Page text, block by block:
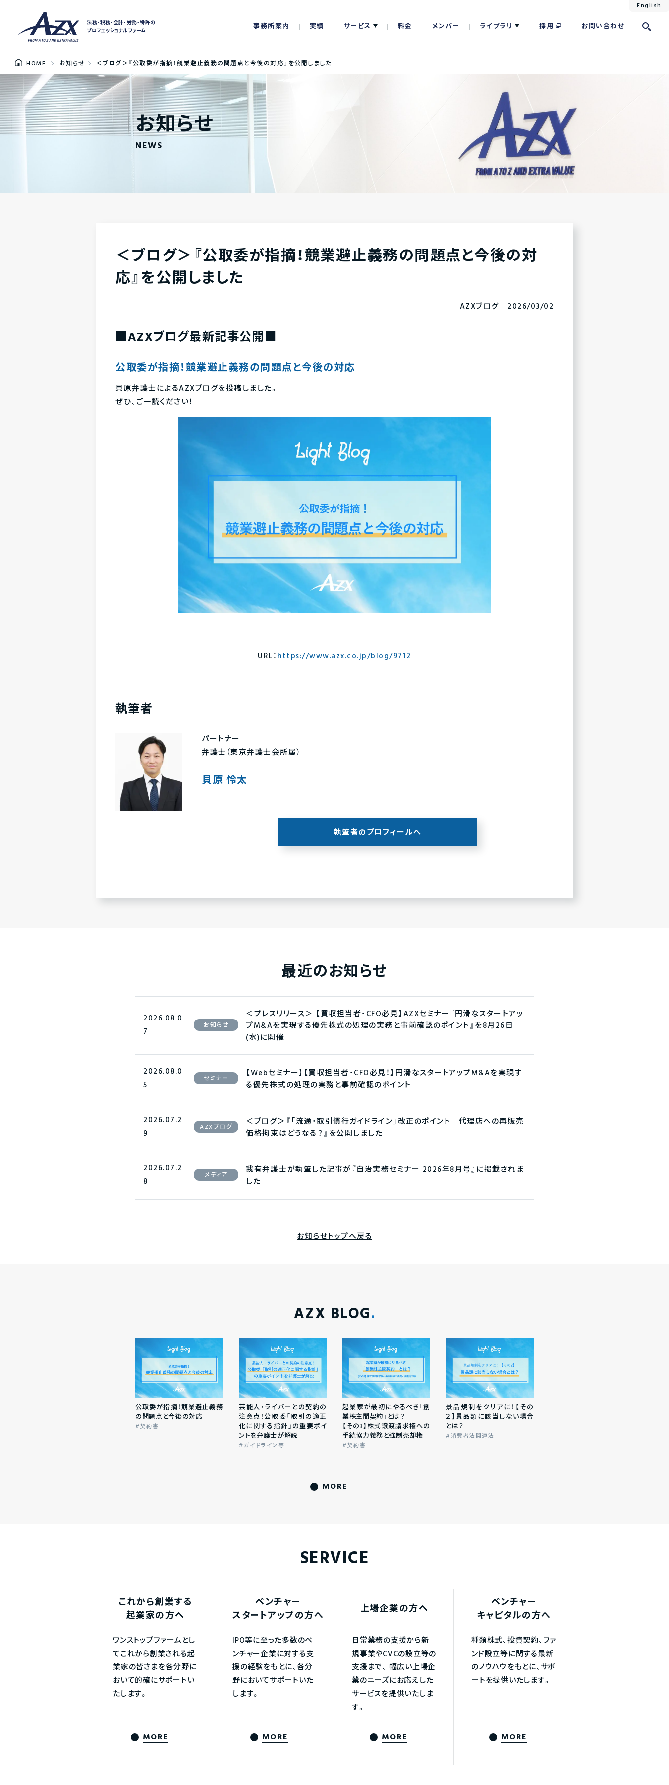
法務・税務・会計・労務・特許の
プロフェッショナルファーム
事務所案内 実績 サービス 料金 メンバー ライブラリ 採用 お問い合わせ
English
HOME お知らせ ＜ブログ＞『公取委が指摘！競業避止義務の問題点と今後の対応』を公開しました
お知らせ
NEWS
＜ブログ＞『公取委が指摘！競業避止義務の問題点と今後の対
応』を公開しました
AZXブログ 2026/03/02
■AZXブログ最新記事公開■
公取委が指摘！競業避止義務の問題点と今後の対応
貝原弁護士によるAZXブログを投稿しました。
ぜひ、ご一読ください！
URL：https://www.azx.co.jp/blog/9712
執筆者
パートナー
弁護士（東京弁護士会所属）
貝原 怜太
執筆者のプロフィールへ
最近のお知らせ
2026.08.0
7
お知らせ
＜プレスリリース＞ 【買収担当者・CFO必見】AZXセミナー『円滑なスタートアッ
プM&Aを実現する優先株式の処理の実務と事前確認のポイント』を8月26日
(水)に開催
2026.08.0
5
セミナー
【Webセミナー】【買収担当者・CFO必見！】円滑なスタートアップM&Aを実現す
る優先株式の処理の実務と事前確認のポイント
2026.07.2
9
AZXブログ
＜ブログ＞『「流通・取引慣行ガイドライン」改正のポイント｜代理店への再販売
価格拘束はどうなる？』を公開しました
2026.07.2
8
メディア
我有弁護士が執筆した記事が『自治実務セミナー 2026年8月号』に掲載されま
した
お知らせトップへ戻る
AZX BLOG
公取委が指摘！競業避止義務
の問題点と今後の対応
契約書
芸能人・ライバーとの契約の
注意点！公取委「取引の適正
化に関する指針」の重要ポイ
ントを弁護士が解説
ガイドライン等
起業家が最初にやるべき「創
業株主間契約」とは？
【その3】株式譲渡請求権への
手続協力義務と強制売却権
契約書
景品規制をクリアに！【その
２】景品類に該当しない場合
とは？
消費者法関連法
MORE
SERVICE
これから創業する
起業家の方へ
ワンストップファームとし
てこれから創業される起
業家の皆さまを各分野に
おいて的確にサポートい
たします。
MORE
ベンチャー
スタートアップの方へ
IPO等に至った多数のベ
ンチャー企業に対する支
援の経験をもとに、各分
野においてサポートいた
します。
MORE
上場企業の方へ
日常業務の支援から新
規事業やCVCの設立等の
支援まで、 幅広い上場企
業のニーズにお応えした
サービスを提供いたしま
す。
MORE
ベンチャー
キャピタルの方へ
種類株式、投資契約、ファ
ンド設立等に関する最新
のノウハウをもとに、サポ
ートを提供いたします。
MORE